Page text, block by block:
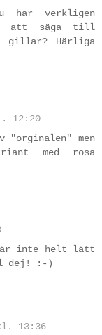
har verkligen
att säga till
gillar? Härliga
12:20
men
med rosa
är inte helt lätt
dej! :-)
13:36